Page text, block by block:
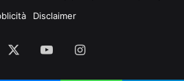
Disclaimer